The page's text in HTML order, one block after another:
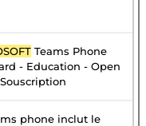
Teams Phone
- Education - Open
phone inclut le